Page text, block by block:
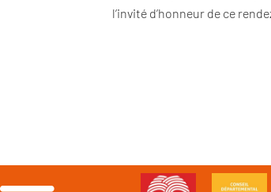
l’invité d’honneur de ce